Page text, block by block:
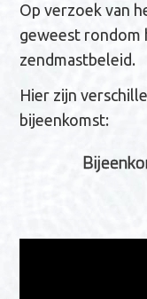
Op verzoek van
geweest rondom
zendmastbeleid.
Hier zijn
bijeenkomst: